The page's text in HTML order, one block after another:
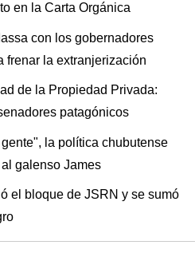
en la Carta Orgánica
con los gobernadores
frenar la extranjerización
de la Propiedad Privada:
patagónicos
la política chubutense
galenso James
el bloque de JSRN y se sumó